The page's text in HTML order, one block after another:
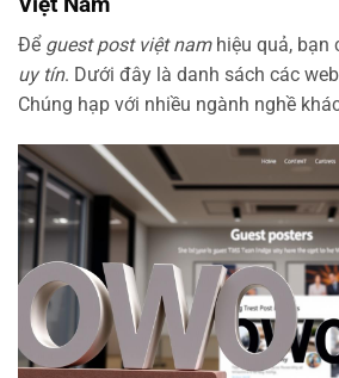
Để guest post việt namhiệu quả, bạn
uy tín. Dưới đây là danh sách các
Chúng hạp với nhiều ngành nghề